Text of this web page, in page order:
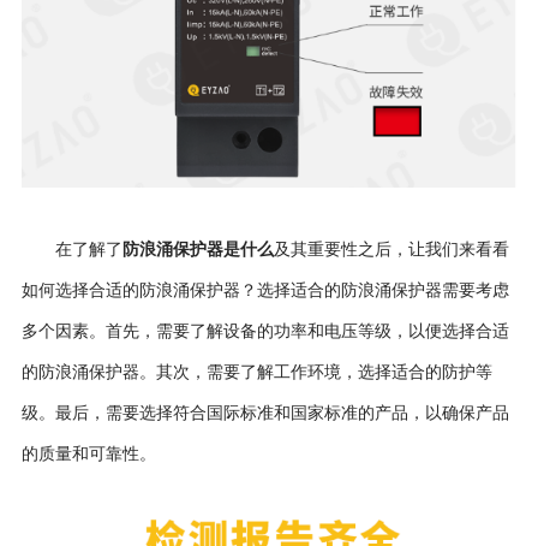
在了解了防浪涌保护器是什么及其重要性之后，让我们来看看
如何选择合适的防浪涌保护器？选择适合的防浪涌保护器需要考虑
多个因素。首先，需要了解设备的功率和电压等级，以便选择合适
的防浪涌保护器。其次，需要了解工作环境，选择适合的防护等
级。最后，需要选择符合国际标准和国家标准的产品，以确保产品
的质量和可靠性。